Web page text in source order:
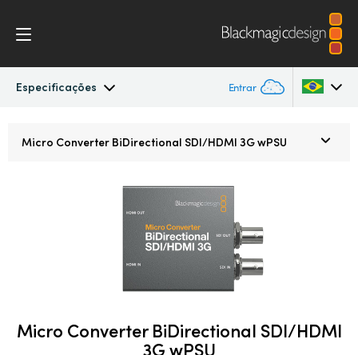
Especificações Entrar
Denmark
Micro Converter BiDirectional SDI/HDMI 3G wPSU
Micro Converter BiDirectional SDI/HDMI
3G wPSU